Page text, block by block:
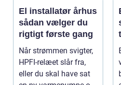
El installatør århus
sådan vælger du
rigtigt første gang
Når strømmen svigter,
HPFI-relæet slår fra,
eller du skal have sat